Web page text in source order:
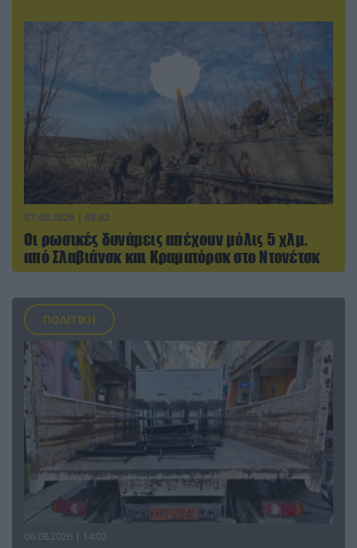
07.08.2026 | 08:02
Οι ρωσικές δυνάμεις απέχουν μόλις 5 χλμ.
από Σλαβιάνσκ και Κραματόρσκ στο Ντονέτσκ
ΠΟΛΙΤΙΚΗ
06.08.2026 | 14:02